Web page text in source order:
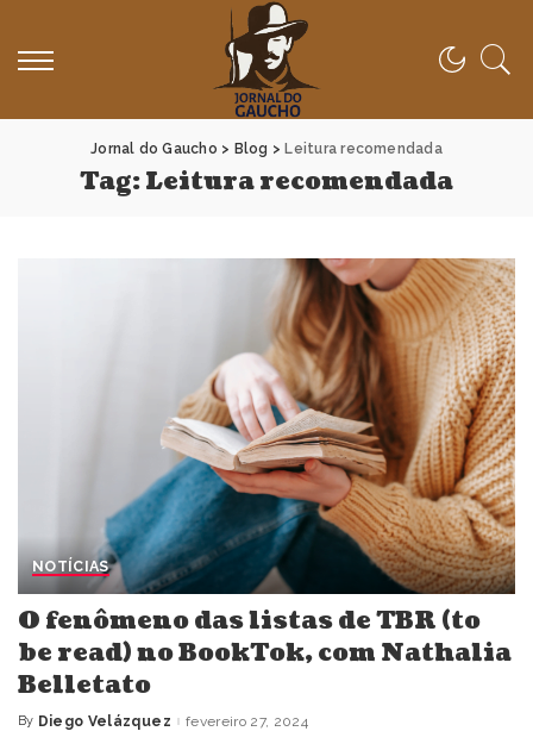
Jornal do Gaucho > Blog > Leitura recomendada
Tag:Leitura recomendada
NOTÍCIAS
O fenômeno das listas de TBR (to
be read) no BookTok, com Nathalia
Belletato
Posted
By Diego Velázquez fevereiro 27, 2024